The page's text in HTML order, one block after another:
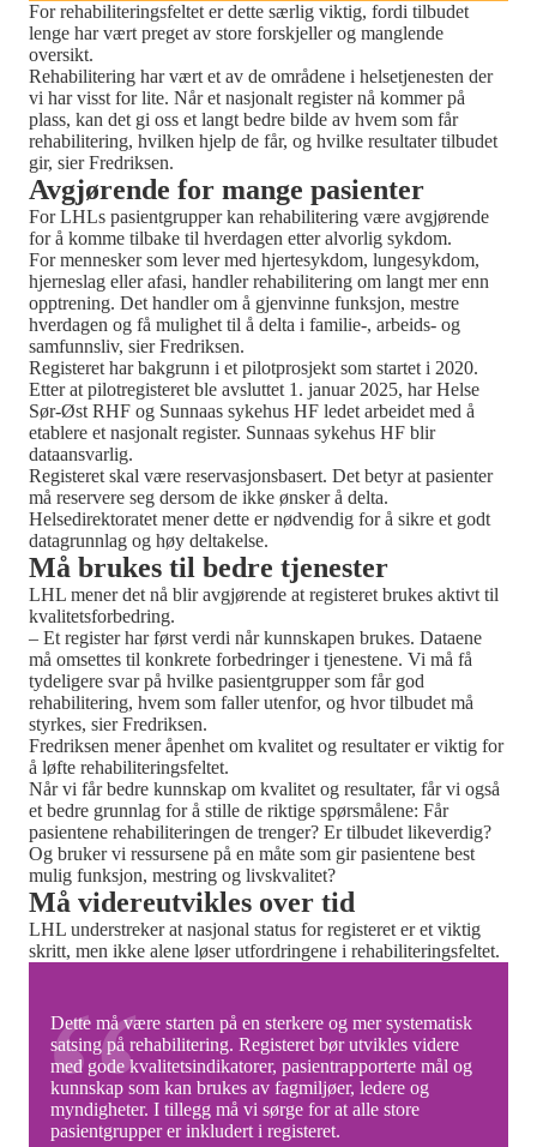
For rehabiliteringsfeltet er dette særlig viktig, fordi tilbudet
lenge har vært preget av store forskjeller og manglende
oversikt.
Rehabilitering har vært et av de områdene i helsetjenesten der
vi har visst for lite. Når et nasjonalt register nå kommer på
plass, kan det gi oss et langt bedre bilde av hvem som får
rehabilitering, hvilken hjelp de får, og hvilke resultater tilbudet
gir, sier Fredriksen.
Avgjørende for mange pasienter
For LHLs pasientgrupper kan rehabilitering være avgjørende
for å komme tilbake til hverdagen etter alvorlig sykdom.
For mennesker som lever med hjertesykdom, lungesykdom,
hjerneslag eller afasi, handler rehabilitering om langt mer enn
opptrening. Det handler om å gjenvinne funksjon, mestre
hverdagen og få mulighet til å delta i familie-, arbeids- og
samfunnsliv, sier Fredriksen.
Registeret har bakgrunn i et pilotprosjekt som startet i 2020.
Etter at pilotregisteret ble avsluttet 1. januar 2025, har Helse
Sør-Øst RHF og Sunnaas sykehus HF ledet arbeidet med å
etablere et nasjonalt register. Sunnaas sykehus HF blir
dataansvarlig.
Registeret skal være reservasjonsbasert. Det betyr at pasienter
må reservere seg dersom de ikke ønsker å delta.
Helsedirektoratet mener dette er nødvendig for å sikre et godt
datagrunnlag og høy deltakelse.
Må brukes til bedre tjenester
LHL mener det nå blir avgjørende at registeret brukes aktivt til
kvalitetsforbedring.
– Et register har først verdi når kunnskapen brukes. Dataene
må omsettes til konkrete forbedringer i tjenestene. Vi må få
tydeligere svar på hvilke pasientgrupper som får god
rehabilitering, hvem som faller utenfor, og hvor tilbudet må
styrkes, sier Fredriksen.
Fredriksen mener åpenhet om kvalitet og resultater er viktig for
å løfte rehabiliteringsfeltet.
Når vi får bedre kunnskap om kvalitet og resultater, får vi også
et bedre grunnlag for å stille de riktige spørsmålene: Får
pasientene rehabiliteringen de trenger? Er tilbudet likeverdig?
Og bruker vi ressursene på en måte som gir pasientene best
mulig funksjon, mestring og livskvalitet?
Må videreutvikles over tid
LHL understreker at nasjonal status for registeret er et viktig
skritt, men ikke alene løser utfordringene i rehabiliteringsfeltet.
Dette må være starten på en sterkere og mer systematisk
satsing på rehabilitering. Registeret bør utvikles videre
med gode kvalitetsindikatorer, pasientrapporterte mål og
kunnskap som kan brukes av fagmiljøer, ledere og
myndigheter. I tillegg må vi sørge for at alle store
pasientgrupper er inkludert i registeret.